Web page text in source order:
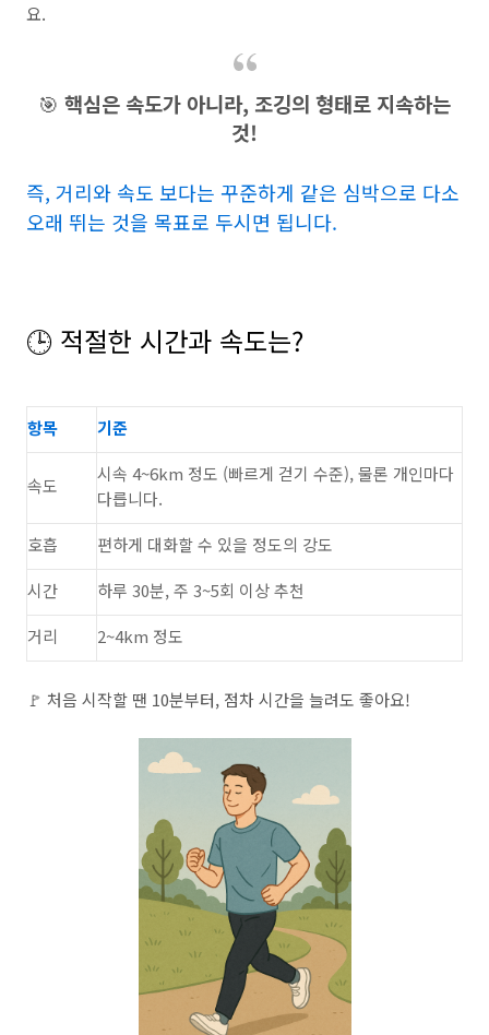
요.
🎯 핵심은 속도가 아니라, 조깅의 형태로 지속하는
것!
즉, 거리와 속도 보다는 꾸준하게 같은 심박으로 다소
오래 뛰는 것을 목표로 두시면 됩니다.
🕒 적절한 시간과 속도는?
항목 기준
속도
시속 4~6km 정도 (빠르게 걷기 수준), 물론 개인마다
다릅니다.
호흡
편하게 대화할 수 있을 정도의 강도
시간
하루 30분, 주 3~5회 이상 추천
거리
2~4km 정도
🚩 처음 시작할 땐 10분부터, 점차 시간을 늘려도 좋아요!